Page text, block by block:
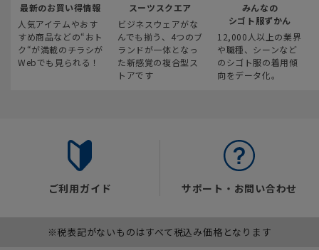
最新のお買い得情報
人気アイテムやおす
すめ商品などの“おト
ク“が満載のチラシが
Webでも見られる！
スーツスクエア
ビジネスウェアがな
んでも揃う、4つのブ
ランドが一体となっ
た新感覚の複合型ス
トアです
みんなの
シゴト服ずかん
12,000人以上の業界
や職種、シーンなど
のシゴト服の着用傾
向をデータ化。
ご利用ガイド サポート・お問い合わせ
※税表記がないものはすべて税込み価格となります